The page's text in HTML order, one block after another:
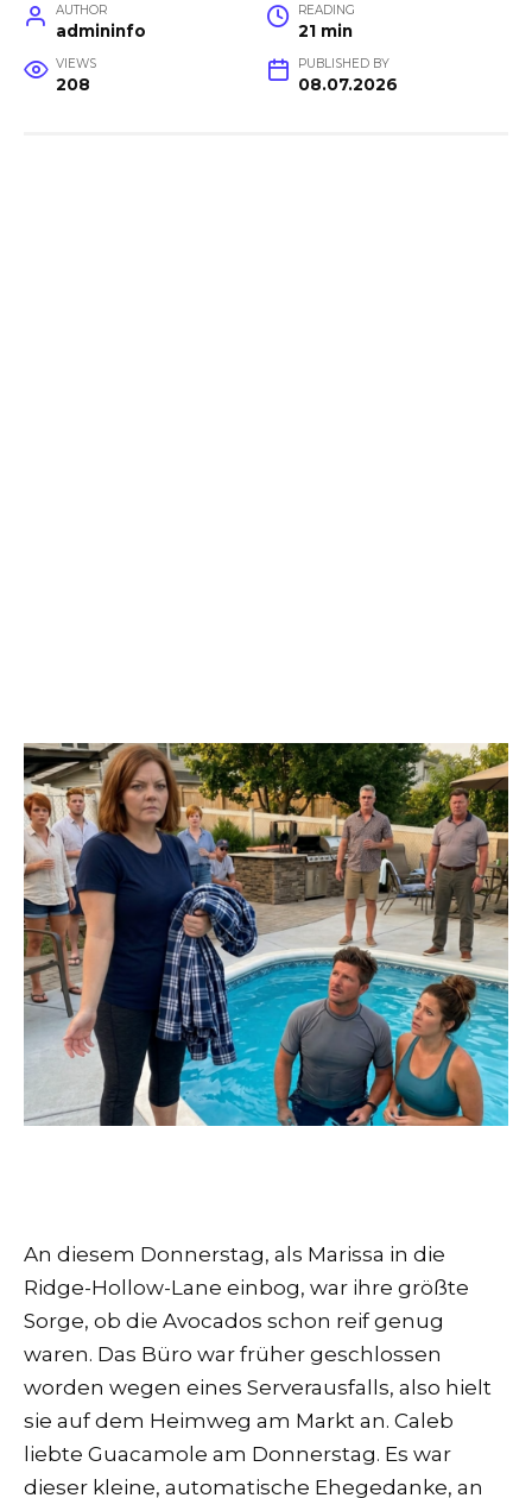
AUTHOR
admininfo
READING
21 min
VIEWS
208
PUBLISHED BY
08.07.2026
An diesem Donnerstag, als Marissa in die
Ridge-Hollow-Lane einbog, war ihre größte
Sorge, ob die Avocados schon reif genug
waren. Das Büro war früher geschlossen
worden wegen eines Serverausfalls, also hielt
sie auf dem Heimweg am Markt an. Caleb
liebte Guacamole am Donnerstag. Es war
dieser kleine, automatische Ehegedanke, an